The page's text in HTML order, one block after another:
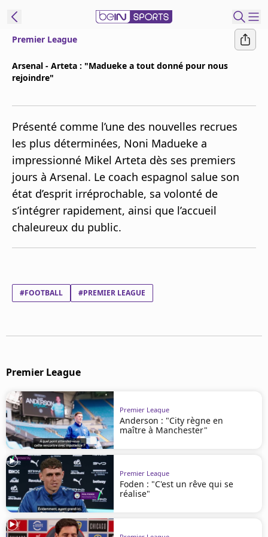
Replays
Podcasts
En Direct
Gérer les
notifications
Contactez nous
Grille TV
beINSPIRED
Cookies
Protection des données
Premier League
Arsenal - Arteta : "Madueke a tout donné pour nous
rejoindre"
Présenté comme l’une des nouvelles recrues
les plus déterminées, Noni Madueke a
impressionné Mikel Arteta dès ses premiers
jours à Arsenal. Le coach espagnol salue son
état d’esprit irréprochable, sa volonté de
s’intégrer rapidement, ainsi que l’accueil
chaleureux du public.
#FOOTBALL #PREMIER LEAGUE
Premier League
Premier League
Anderson : "City règne en
maître à Manchester"
Premier League
Foden : "C'est un rêve qui se
réalise"